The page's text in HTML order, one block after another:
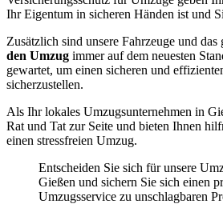
Ihr Eigentum in sicheren Händen ist und
Zusätzlich sind unsere Fahrzeuge und das
den Umzug immer auf dem neuesten
gewartet, um einen sicheren und
sicherzustellen.
Als Ihr lokales Umzugsunternehmen in
Rat und Tat zur Seite und bieten Ihnen
einen stressfreien Umzug.
Entscheiden Sie sich für unsere
Gießen und sichern Sie sich einen
Umzugsservice zu unschlagbaren